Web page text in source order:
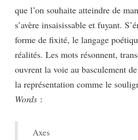
que l’on souhaite atteindre de
s’avère insaisissable et fuyant.
forme de fixité, le langage
réalités. Les mots résonnent,
ouvrent la voie au basculement
la représentation comme le
Words :
Axes